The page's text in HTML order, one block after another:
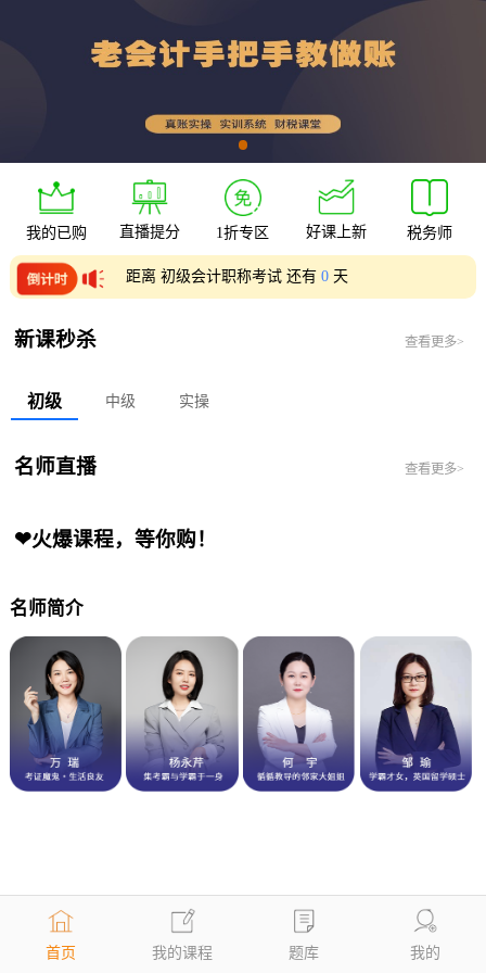
首页 我的课程 题库 我的
我的已购 直播提分 1折专区 好课上新 税务师
距离 初级会计职称考试 还有0 天
新课秒杀 查看更多>
初级 中级 实操
名师直播 查看更多>
❤火爆课程，等你购！
名师简介